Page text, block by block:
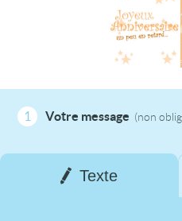
1 Votre message (non
Texte